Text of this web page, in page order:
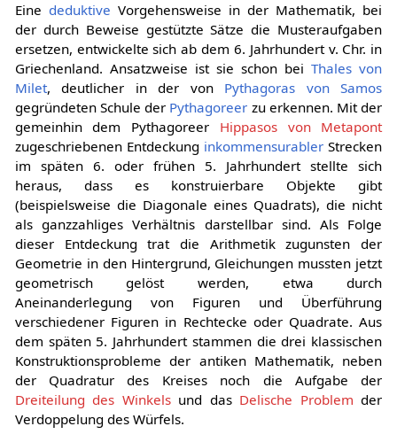
Eine deduktive Vorgehensweise in der Mathematik, bei
der durch Beweise gestützte Sätze die Musteraufgaben
ersetzen, entwickelte sich ab dem 6. Jahrhundert v. Chr. in
Griechenland. Ansatzweise ist sie schon beiThales von
Milet, deutlicher in der von Pythagoras von Samos
gegründeten Schule der Pythagoreer zu erkennen. Mit der
gemeinhin dem Pythagoreer Hippasos von Metapont
zugeschriebenen Entdeckung inkommensurabler Strecken
im späten 6. oder frühen 5. Jahrhundert stellte sich
heraus, dass es konstruierbare Objekte gibt
(beispielsweise die Diagonale eines Quadrats), die nicht
als ganzzahliges Verhältnis darstellbar sind. Als Folge
dieser Entdeckung trat die Arithmetik zugunsten der
Geometrie in den Hintergrund, Gleichungen mussten jetzt
geometrisch gelöst werden, etwa durch
Aneinanderlegung von Figuren und Überführung
verschiedener Figuren in Rechtecke oder Quadrate. Aus
dem späten 5. Jahrhundert stammen die drei klassischen
Konstruktionsprobleme der antiken Mathematik, neben
der Quadratur des Kreises noch die Aufgabe der
Dreiteilung des Winkelsund das Delische Problem der
Verdoppelung des Würfels.